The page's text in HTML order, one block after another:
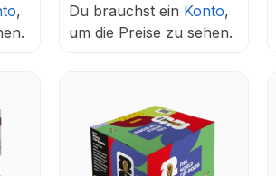
,
Du brauchst ein Konto,
um die Preise zu sehen.